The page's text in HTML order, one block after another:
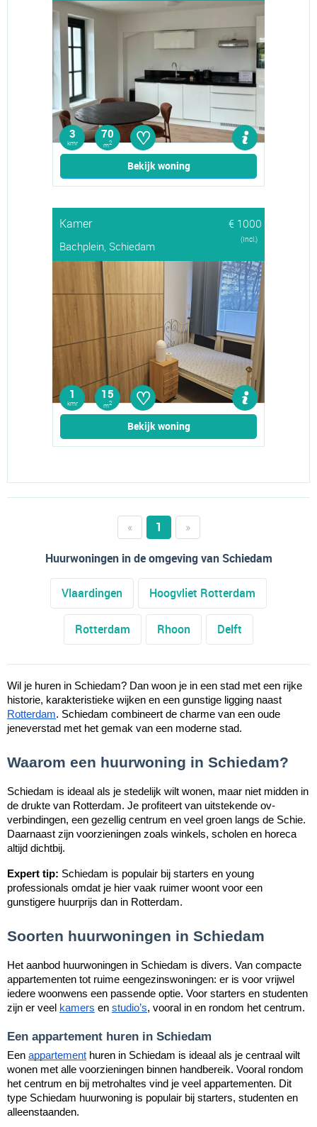
3
kmr
70
m2 ♡
Bekijk woning
Kamer
€ 1000
Bachplein, Schiedam
(Incl.)
1
kmr
15
m2 ♡
Bekijk woning
« 1
»
Huurwoningen in de omgeving van Schiedam
Vlaardingen Hoogvliet Rotterdam
Rotterdam Rhoon Delft
Wil je huren in Schiedam? Dan woon je in een stad met een rijke
historie, karakteristieke wijken en een gunstige ligging naast
Rotterdam. Schiedam combineert de charme van een oude
jeneverstad met het gemak van een moderne stad.
Waarom een huurwoning in Schiedam?
Schiedam is ideaal als je stedelijk wilt wonen, maar niet midden in
de drukte van Rotterdam. Je profiteert van uitstekende ov-
verbindingen, een gezellig centrum en veel groen langs de Schie.
Daarnaast zijn voorzieningen zoals winkels, scholen en horeca
altijd dichtbij.
Expert tip: Schiedam is populair bij starters en young
professionals omdat je hier vaak ruimer woont voor een
gunstigere huurprijs dan in Rotterdam.
Soorten huurwoningen in Schiedam
Het aanbod huurwoningen in Schiedam is divers. Van compacte
appartementen tot ruime eengezinswoningen: er is voor vrijwel
iedere woonwens een passende optie. Voor starters en studenten
zijn er veel kamers en studio’s, vooral in en rondom het centrum.
Een appartement huren in Schiedam
Een appartement huren in Schiedam is ideaal als je centraal wilt
wonen met alle voorzieningen binnen handbereik. Vooral rondom
het centrum en bij metrohaltes vind je veel appartementen. Dit
type Schiedam huurwoning is populair bij starters, studenten en
alleenstaanden.